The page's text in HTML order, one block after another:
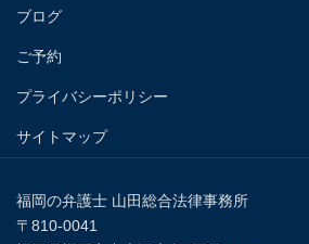
ブログ
ご予約
プライバシーポリシー
サイトマップ
福岡の弁護士 山田総合法律事務所
〒810-0041